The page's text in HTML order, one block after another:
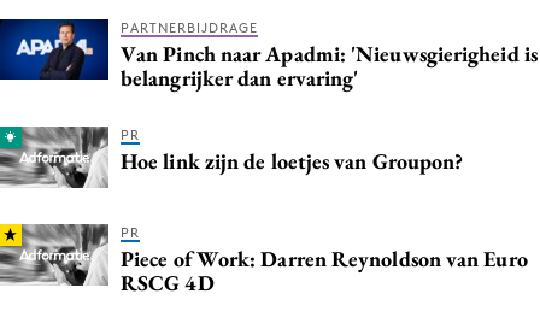
PARTNERBIJDRAGE
Van Pinch naar Apadmi: 'Nieuwsgierigheid is
belangrijker dan ervaring'
PR
Hoe link zijn de loetjes van Groupon?
PR
Piece of Work: Darren Reynoldson van Euro
RSCG 4D